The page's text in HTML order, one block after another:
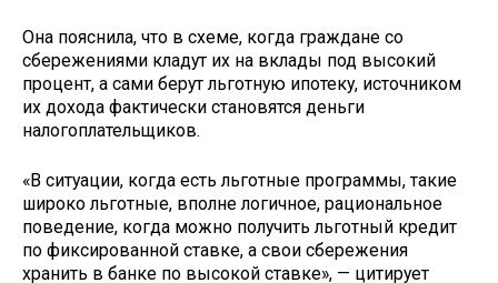
Она пояснила, что в схеме, когда граждане со
сбережениями кладут их на вклады под высокий
процент, а сами берут льготную ипотеку, источником
их дохода фактически становятся деньги
налогоплательщиков.
«В ситуации, когда есть льготные программы, такие
широко льготные, вполне логичное, рациональное
поведение, когда можно получить льготный кредит
по фиксированной ставке, а свои сбережения
хранить в банке по высокой ставке», — цитирует